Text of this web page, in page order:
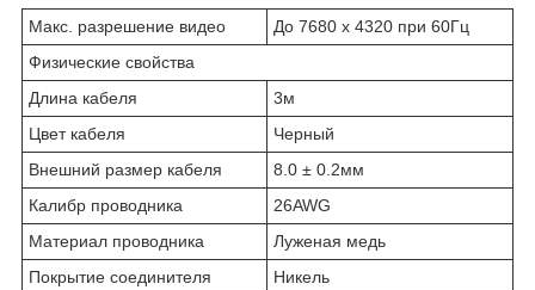
Макс. разрешение видео
До 7680 x 4320 при 60Гц
Физические свойства
Длина кабеля
3м
Цвет кабеля
Черный
Внешний размер кабеля
8.0 ± 0.2мм
Калибр проводника
26AWG
Материал проводника
Луженая медь
Покрытие соединителя
Никель